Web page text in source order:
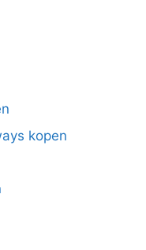
kopen